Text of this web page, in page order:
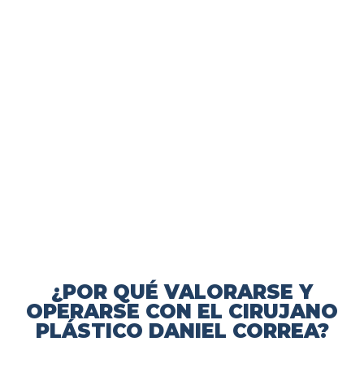
¿POR QUÉ VALORARSE Y
OPERARSE CON EL CIRUJANO
PLÁSTICO DANIEL CORREA?